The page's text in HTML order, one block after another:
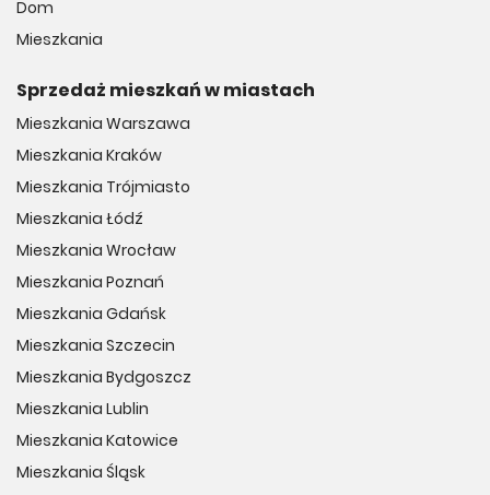
Dom
Mieszkania
Sprzedaż mieszkań w miastach
Mieszkania Warszawa
Mieszkania Kraków
Mieszkania Trójmiasto
Mieszkania Łódź
Mieszkania Wrocław
Mieszkania Poznań
Mieszkania Gdańsk
Mieszkania Szczecin
Mieszkania Bydgoszcz
Mieszkania Lublin
Mieszkania Katowice
Mieszkania Śląsk